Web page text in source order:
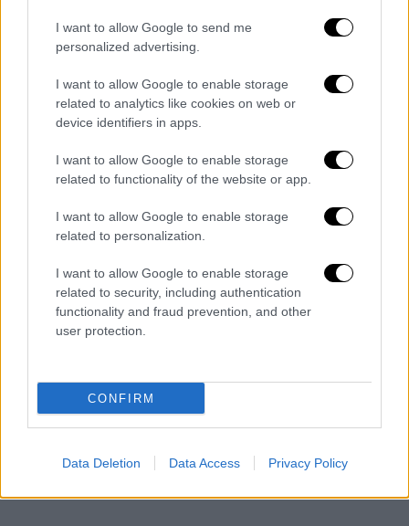
I want to allow Google to send me
personalized advertising.
I want to allow Google to enable storage
related to analytics like cookies on web or
device identifiers in apps.
I want to allow Google to enable storage
related to functionality of the website or app.
I want to allow Google to enable storage
related to personalization.
I want to allow Google to enable storage
related to security, including authentication
functionality and fraud prevention, and other
user protection.
CONFIRM
Data Deletion Data Access Privacy Policy